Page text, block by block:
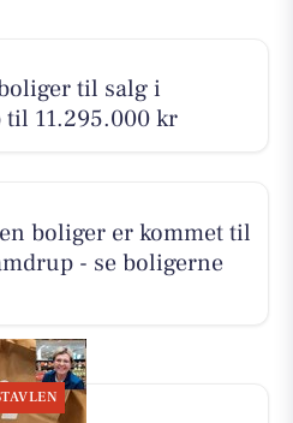
til salg i
11.295.000 kr
boliger er kommet til
- se boligerne